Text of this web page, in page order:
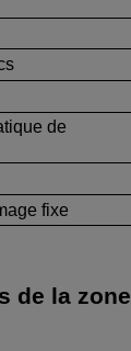
de
fixe
de la zone